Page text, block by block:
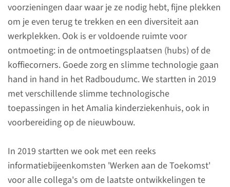
voorzieningen daar waar je ze nodig hebt, fijne plekken
om je even terug te trekken en een diversiteit aan
werkplekken. Ook is er voldoende ruimte voor
ontmoeting: in de ontmoetingsplaatsen (hubs) of de
koffiecorners. Goede zorg en slimme technologie gaan
hand in hand in het Radboudumc. We startten in 2019
met verschillende slimme technologische
toepassingen in het AmaIia kinderziekenhuis, ook in
voorbereiding op de nieuwbouw.
In 2019 startten we ook met een reeks
informatiebijeenkomsten 'Werken aan de Toekomst'
voor alle collega's om de laatste ontwikkelingen te
In gesprek met
Gys Driessen
Onze HR-directeur blikt terug
op 2019. Waar is hij trots op? En
hoe was het jaar in grote lijnen
voor Radboudumc-
lees meer